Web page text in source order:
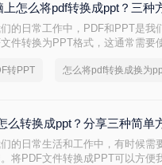
上怎么将pdf转换成ppt？三种
的日常工作中，PDF和PPT是我
文件转换为PPT格式，这通常需要
转PPT
么转换成ppt？分享三种简单
的日常生活和工作中，有时候需
将PDF文件转换成PPT可以方便